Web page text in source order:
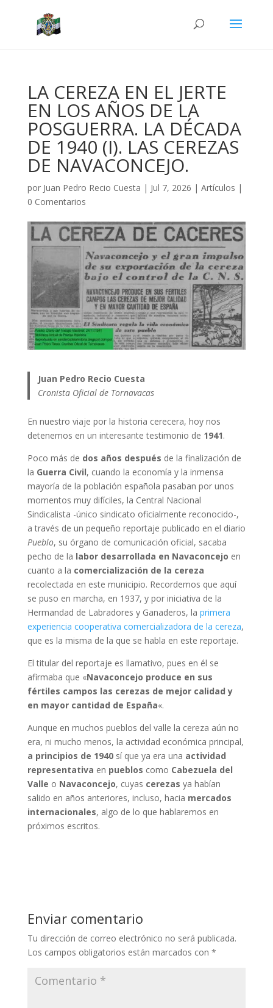
LA CEREZA EN EL JERTE
EN LOS AÑOS DE LA
POSGUERRA. LA DÉCADA
DE 1940 (I). LAS CEREZAS
DE NAVACONCEJO.
por Juan Pedro Recio Cuesta | Jul 7, 2026 | Artículos |
0 Comentarios
Juan Pedro Recio Cuesta
Cronista Oficial de Tornavacas
En nuestro viaje por la historia cerecera, hoy nos
detenemos en un interesante testimonio de 1941.
Poco más de dos años después de la finalización de
la Guerra Civil, cuando la economía y la inmensa
mayoría de la población española pasaban por unos
momentos muy difíciles, la Central Nacional
Sindicalista -único sindicato oficialmente reconocido-,
a través de un pequeño reportaje publicado en el diario
Pueblo, su órgano de comunicación oficial, sacaba
pecho de la labor desarrollada en Navaconcejo en
cuanto a la comercialización de la cereza
recolectada en este municipio. Recordemos que aquí
se puso en marcha, en 1937, y por iniciativa de la
Hermandad de Labradores y Ganaderos, la primera
experiencia cooperativa comercializadora de la cereza,
que es la misma de la que se habla en este reportaje.
El titular del reportaje es llamativo, pues en él se
afirmaba que «Navaconcejo produce en sus
fértiles campos las cerezas de mejor calidad y
en mayor cantidad de España«.
Aunque en muchos pueblos del valle la cereza aún no
era, ni mucho menos, la actividad económica principal,
a principios de 1940sí que ya era una actividad
representativa en pueblos como Cabezuela del
Valle o Navaconcejo, cuyas cerezas ya habían
salido en años anteriores, incluso, hacia mercados
internacionales, algo de lo que hablaremos en
próximos escritos.
Enviar comentario
Tu dirección de correo electrónico no será publicada.
Los campos obligatorios están marcados con *